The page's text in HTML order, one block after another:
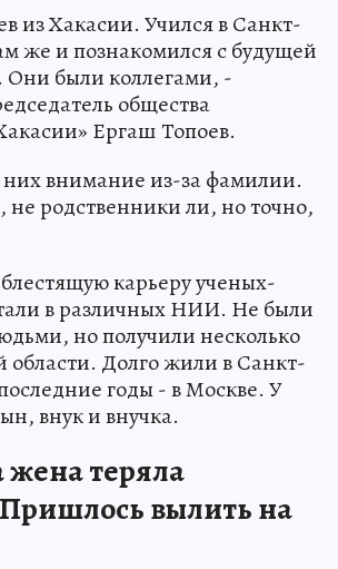
из Хакасии. Учился в Санкт-
же и познакомился с будущей
были коллегами, -
общества
Ергаш Топоев.
внимание из-за фамилии.
не родственники ли, но точно,
карьеру ученых-
в различных НИИ. Не были
но получили несколько
области. Долго жили в Санкт-
годы - в Москве. У
внук и внучка.
жена теряла
вылить на